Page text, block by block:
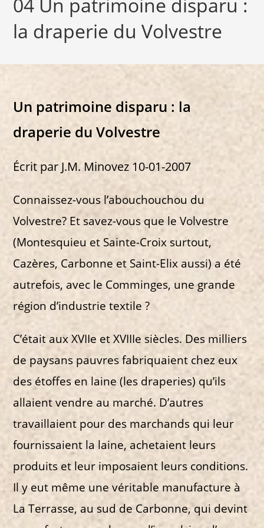
la draperie du Volvestre
Un patrimoine disparu : la
draperie du Volvestre
Écrit par J.M. Minovez 10-01-2007
Connaissez-vous l’abouchouchou du
Volvestre? Et savez-vous que le Volvestre
(Montesquieu et Sainte-Croix surtout,
Cazères, Carbonne et Saint-Elix aussi) a été
autrefois, avec le Comminges, une grande
région d’industrie textile ?
C’était aux XVIIe et XVIIIe siècles. Des milliers
de paysans pauvres fabriquaient chez eux
des étoffes en laine (les draperies) qu’ils
allaient vendre au marché. D’autres
travaillaient pour des marchands qui leur
fournissaient la laine, achetaient leurs
produits et leur imposaient leurs conditions.
Il y eut même une véritable manufacture à
La Terrasse, au sud de Carbonne, qui devint